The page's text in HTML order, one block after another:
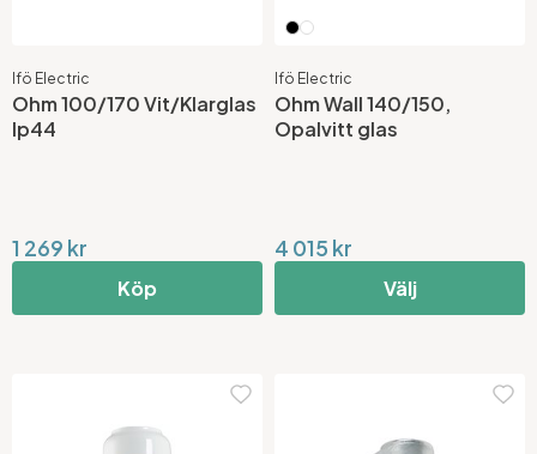
Ifö Electric
Ohm 100/170 Vit/Klarglas
Ip44
1 269 kr
Köp
Ifö Electric
Ohm Wall 140/150,
Opalvitt glas
4 015 kr
Välj